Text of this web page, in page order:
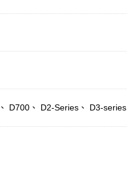
D700、 D2-Series、 D3-series